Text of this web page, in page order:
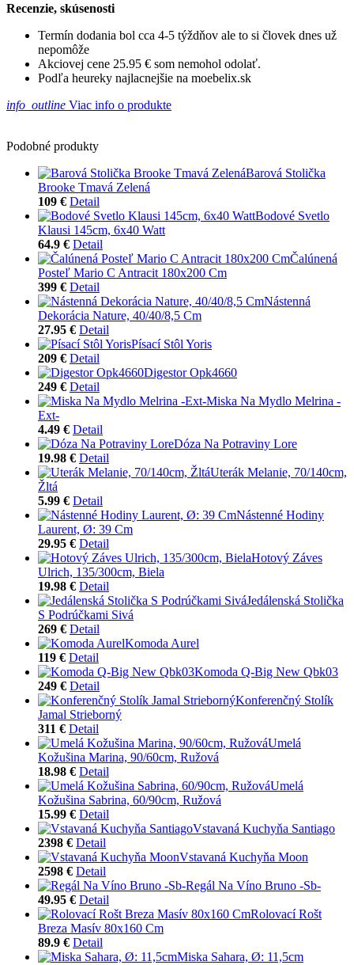
Recenzie, skúsenosti
Termín dodania bol cca 4-5 týždňov ale to si človek dnes už
nepomôže
Akciovej cene 25.95 € som nemohol odolať.
Podľa heureky najlacnejšie na moebelix.sk
info_outline Viac info o produkte
Podobné produkty
Barová Stolička
Brooke Tmavá Zelená
109 € Detail
Bodové Svetlo
Klausi 145cm, 6x40 Watt
64.9 € Detail
Čalúnená
Posteľ Mario C Antracit 180x200 Cm
399 € Detail
Nástenná
Dekorácia Nature, 40/40/8,5 Cm
27.95 € Detail
Písací Stôl Yoris
209 € Detail
Digestor Opk4660
249 € Detail
Miska Na Mydlo Melrina -
Ext-
4.49 € Detail
Dóza Na Potraviny Lore
19.98 € Detail
Uterák Melanie, 70/140cm,
Žltá
5.99 € Detail
Nástenné Hodiny
Laurent, Ø: 39 Cm
29.95 € Detail
Hotový Záves
Ulrich, 135/300cm, Biela
19.98 € Detail
Jedálenská Stolička
S Podrúčkami Sivá
269 € Detail
Komoda Aurel
119 € Detail
Komoda Q-Big New Qbk03
249 € Detail
Konferenčný Stolík
Jamal Strieborný
311 € Detail
Umelá
Kožušina Marina, 90/60cm, Ružová
18.98 € Detail
Umelá
Kožušina Sabrina, 60/90cm, Ružová
15.99 € Detail
Vstavaná Kuchyňa Santiago
2398 € Detail
Vstavaná Kuchyňa Moon
2598 € Detail
Regál Na Víno Bruno -Sb-
49.95 € Detail
Rolovací Rošt
Breza Masív 80x160 Cm
89.9 € Detail
Miska Sahara, Ø: 11,5cm